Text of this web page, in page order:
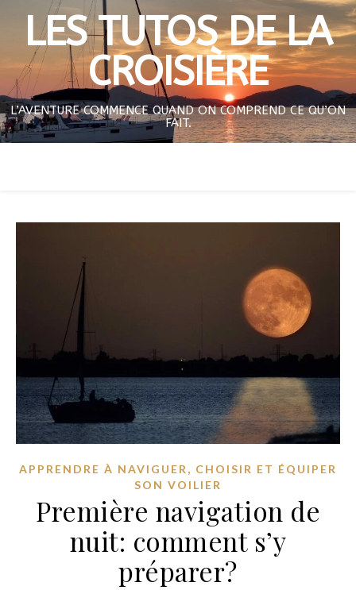
LES TUTOS DE LA
CROISIÈRE
L’AVENTURE COMMENCE QUAND ON COMPREND CE QU’ON
FAIT.
APPRENDRE À NAVIGUER, CHOISIR ET ÉQUIPER
SON VOILIER
Première navigation de
nuit: comment s’y
préparer?